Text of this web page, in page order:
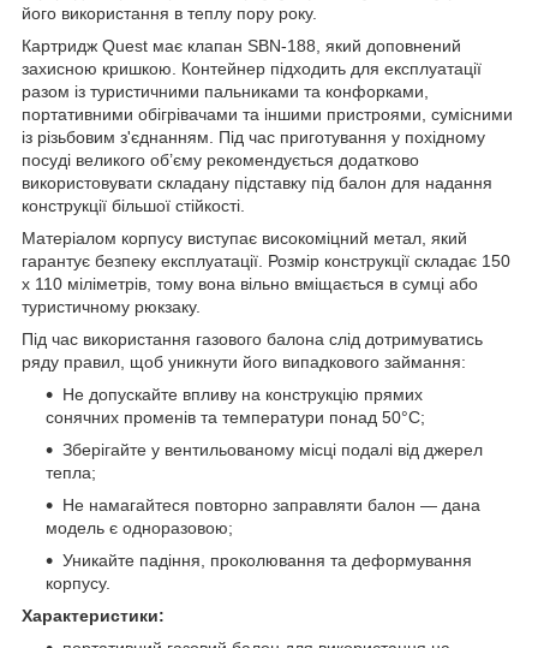
його використання в теплу пору року.
Картридж Quest має клапан SBN-188, який доповнений
захисною кришкою. Контейнер підходить для експлуатації
разом із туристичними пальниками та конфорками,
портативними обігрівачами та іншими пристроями, сумісними
із різьбовим з'єднанням. Під час приготування у похідному
посуді великого об’єму рекомендується додатково
використовувати складану підставку під балон для надання
конструкції більшої стійкості.
Матеріалом корпусу виступає високоміцний метал, який
гарантує безпеку експлуатації. Розмір конструкції складає 150
х 110 міліметрів, тому вона вільно вміщається в сумці або
туристичному рюкзаку.
Під час використання газового балона слід дотримуватись
ряду правил, щоб уникнути його випадкового займання:
Не допускайте впливу на конструкцію прямих
сонячних променів та температури понад 50°C;
Зберігайте у вентильованому місці подалі від джерел
тепла;
Не намагайтеся повторно заправляти балон — дана
модель є одноразовою;
Уникайте падіння, проколювання та деформування
корпусу.
Характеристики: